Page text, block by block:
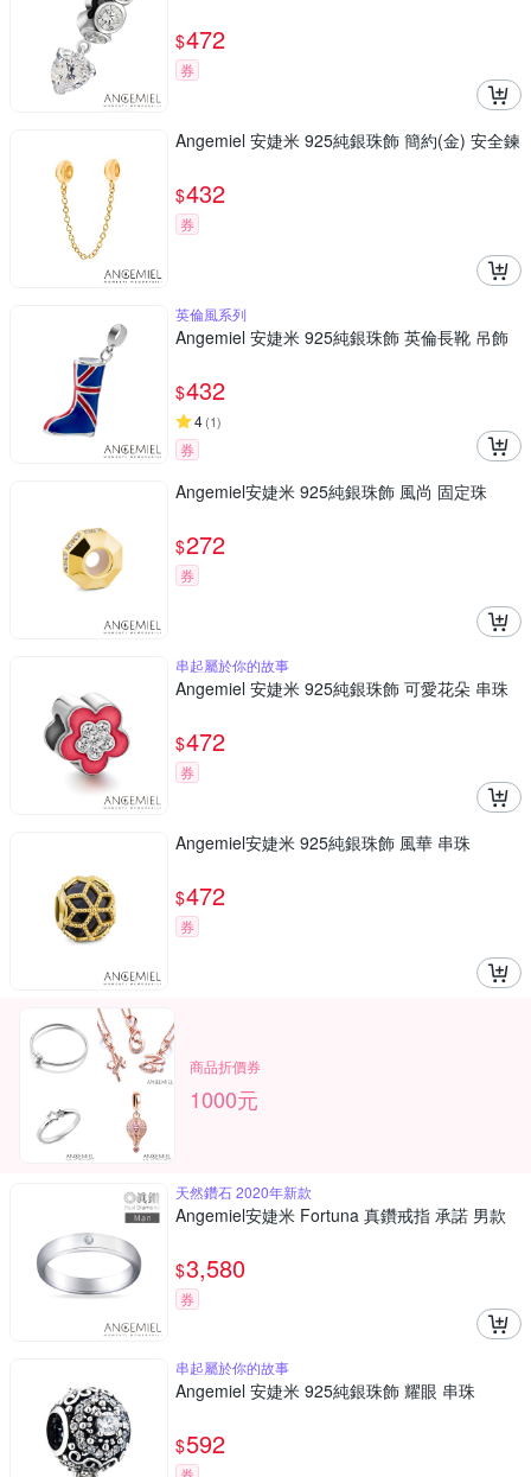
$472
券
Angemiel 安婕米 925純銀珠飾 簡約(金) 安全鍊
$432
券
英倫風系列
Angemiel 安婕米 925純銀珠飾 英倫長靴 吊飾
$432
4(1)
券
Angemiel安婕米 925純銀珠飾 風尚 固定珠
$272
券
串起屬於你的故事
Angemiel 安婕米 925純銀珠飾 可愛花朵 串珠
$472
券
Angemiel安婕米 925純銀珠飾 風華 串珠
$472
券
商品折價券
1000元
天然鑽石 2020年新款
Angemiel安婕米 Fortuna 真鑽戒指 承諾 男款
$3,580
券
串起屬於你的故事
Angemiel 安婕米 925純銀珠飾 耀眼 串珠
$592